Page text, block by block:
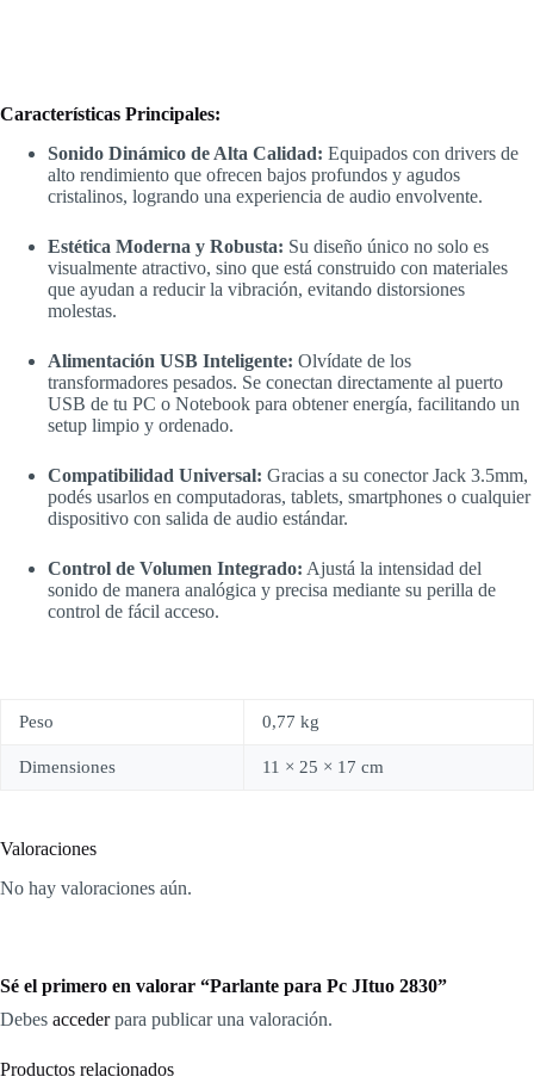
Características Principales:
Sonido Dinámico de Alta Calidad: Equipados con drivers de
alto rendimiento que ofrecen bajos profundos y agudos
cristalinos, logrando una experiencia de audio envolvente.
Estética Moderna y Robusta: Su diseño único no solo es
visualmente atractivo, sino que está construido con materiales
que ayudan a reducir la vibración, evitando distorsiones
molestas.
Alimentación USB Inteligente: Olvídate de los
transformadores pesados. Se conectan directamente al puerto
USB de tu PC o Notebook para obtener energía, facilitando un
setup limpio y ordenado.
Compatibilidad Universal: Gracias a su conector Jack 3.5mm,
podés usarlos en computadoras, tablets, smartphones o cualquier
dispositivo con salida de audio estándar.
Control de Volumen Integrado: Ajustá la intensidad del
sonido de manera analógica y precisa mediante su perilla de
control de fácil acceso.
Peso 0,77 kg
Dimensiones 11 × 25 × 17 cm
Valoraciones
No hay valoraciones aún.
Sé el primero en valorar “Parlante para Pc JItuo 2830”
Debes accederpara publicar una valoración.
Productos relacionados